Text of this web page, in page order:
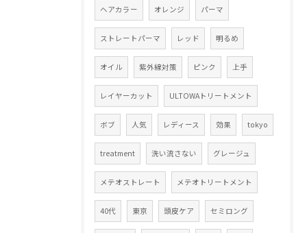
ヘアカラー オレンジ パーマ
ストレートパーマ レッド 明るめ
オイル 紫外線対策 ピンク 上手
レイヤーカット ULTOWAトリートメント
ボブ 人気 レディース 効果 tokyo
treatment 洗い流さない グレージュ
メテオストレート メテオトリートメント
40代 東京 頭皮ケア セミロング